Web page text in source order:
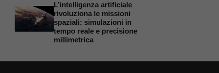
L’intelligenza artificiale
rivoluziona le missioni
spaziali: simulazioni in
tempo reale e precisione
millimetrica